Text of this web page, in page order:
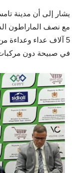
مع نصف الماراطون
في صبيحة دون